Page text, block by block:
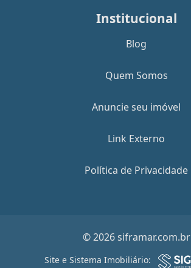
Institucional
Blog
Quem Somos
Anuncie seu imóvel
Link Externo
Política de Privacidade
© 2026 siframar.com.br
Site e Sistema Imobiliário: